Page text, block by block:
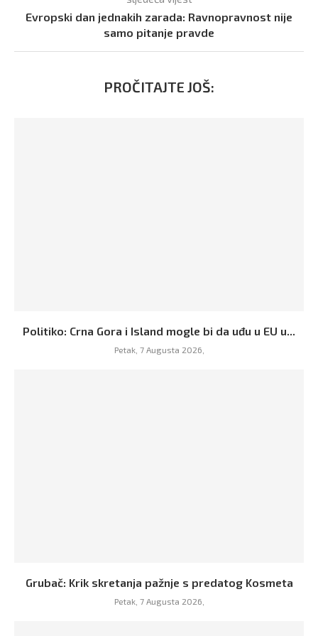
Evropski dan jednakih zarada: Ravnopravnost nije
samo pitanje pravde
PROČITAJTE JOŠ:
Politiko: Crna Gora i Island mogle bi da uđu u EU u...
Petak, 7 Augusta 2026,
Grubač: Krik skretanja pažnje s predatog Kosmeta
Petak, 7 Augusta 2026,